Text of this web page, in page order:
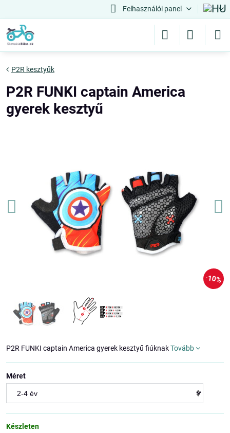
Felhasználói panel
10%
P2R kesztyűk
P2R FUNKI captain America
gyerek kesztyű
P2R FUNKI captain America gyerek kesztyű fiúknakTovább
Méret
Készleten